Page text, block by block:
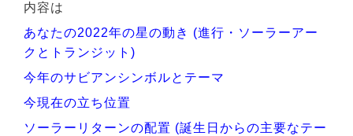
内容は
あなたの2022年の星の動き (進行・ソーラーアー
クとトランジット)
今年のサビアンシンボルとテーマ
今現在の立ち位置
ソーラーリターンの配置 (誕生日からの主要なテー